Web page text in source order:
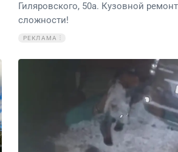
Гиляровского, 50а. Кузовной
сложности!
РЕКЛАМА